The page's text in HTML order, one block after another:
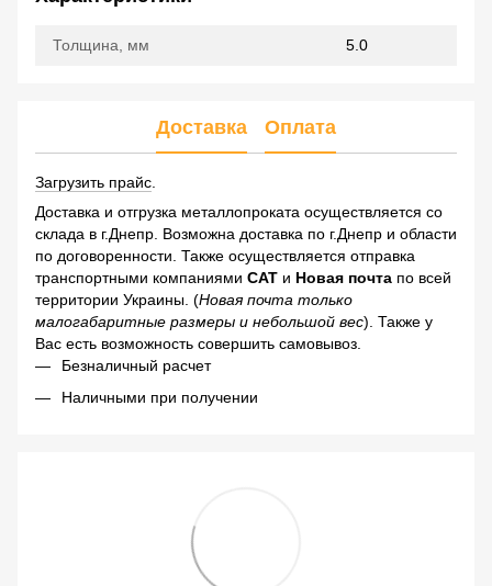
Толщина, мм 5.0
Доставка Оплата
Загрузить прайс
Доставка и отгрузка металлопроката осуществляется со
склада в г.Днепр. Возможна доставка по г.Днепр и области
по договоренности. Также осуществляется отправка
транспортными компаниями САТ и Новая почта по всей
территории Украины. (Новая почта только
малогабаритные размеры и небольшой вес). Также у
Вас есть возможность совершить самовывоз.
Безналичный расчет
Наличными при получении